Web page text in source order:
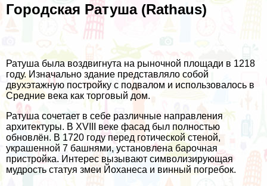
Городская Ратуша (Rathaus)
Ратуша была воздвигнута на рыночной площади в 1218
году. Изначально здание представляло собой
двухэтажную постройку с подвалом и использовалось в
Средние века как торговый дом.
Ратуша сочетает в себе различные направления
архитектуры. В XVIII веке фасад был полностью
обновлён. В 1720 году перед готической стеной,
украшенной 7 башнями, установлена барочная
пристройка. Интерес вызывают символизирующая
мудрость статуя змеи Йоханеса и винный погребок.